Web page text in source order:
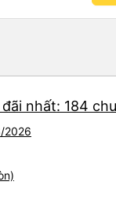
nhất: 184
2026